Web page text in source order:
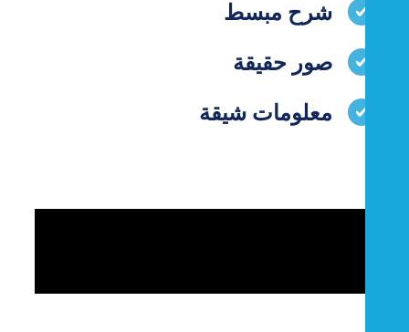
شرح مبسط
صور حقيقة
معلومات شيقة